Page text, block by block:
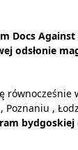
Docs
odsłonie
równocześnie
Poznaniu ,